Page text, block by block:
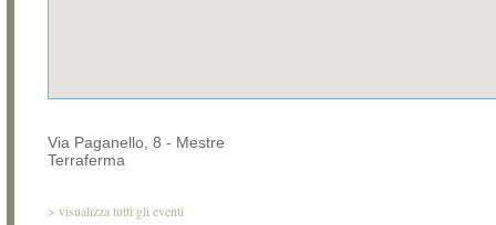
Via Paganello, 8 - Mestre
Terraferma
> visualizza tutti gli eventi